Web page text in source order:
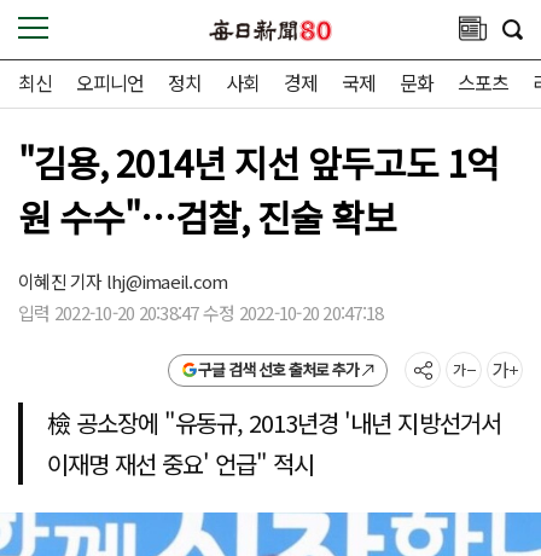
최신 오피니언 정치 사회 경제 국제 문화 스포츠
"김용, 2014년 지선 앞두고도 1억
원 수수"…검찰, 진술 확보
이혜진 기자lhj@imaeil.com
입력 2022-10-20 20:38:47 수정 2022-10-20 20:47:18
구글 검색 선호 출처로 추가
檢 공소장에 "유동규, 2013년경 '내년 지방선거서
이재명 재선 중요' 언급" 적시